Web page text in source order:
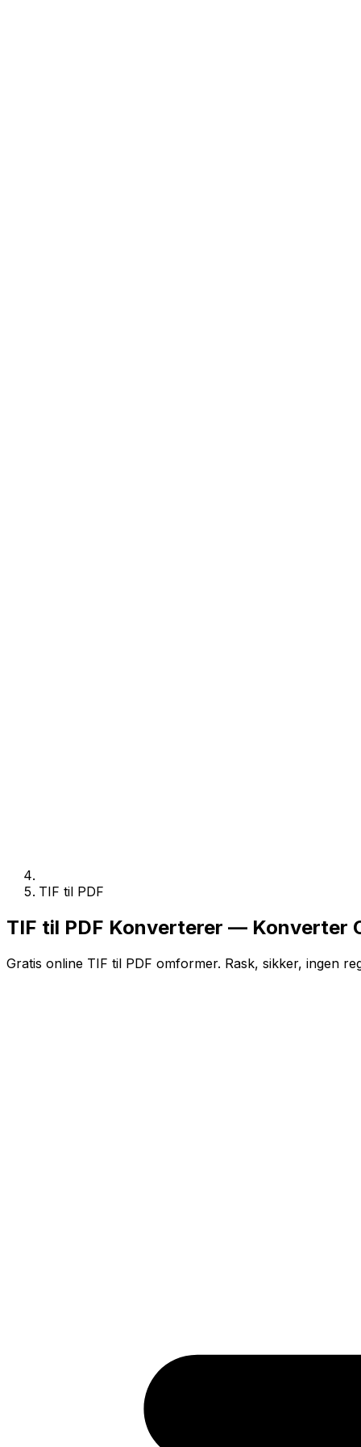
TIF til PDF
TIF til PDF Konverterer — Konverter
Gratis online TIF til PDF omformer. Rask, sikker, ingen